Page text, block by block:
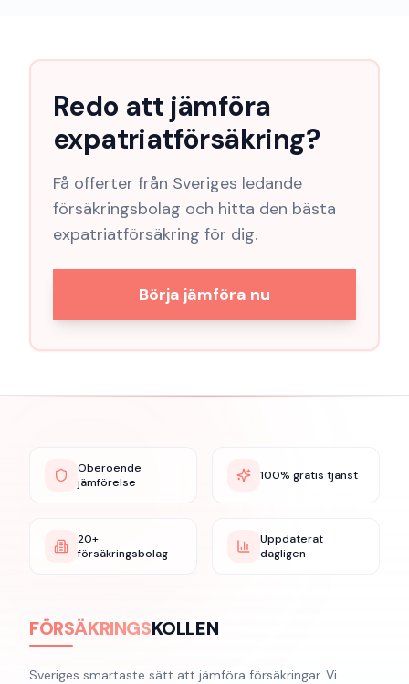
Redo att jämföra
expatriatförsäkring?
Få offerter från Sveriges ledande
försäkringsbolag och hitta den bästa
expatriatförsäkring för dig.
Börja jämföra nu
Oberoende
jämförelse
100% gratis tjänst
20+
försäkringsbolag
Uppdaterat
dagligen
FÖRSÄKRINGSKOLLEN
Sveriges smartaste sätt att jämföra försäkringar. Vi